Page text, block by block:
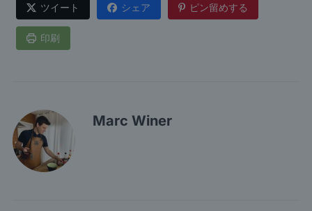
ツイート シェア ピン留めする
印刷
Marc Winer